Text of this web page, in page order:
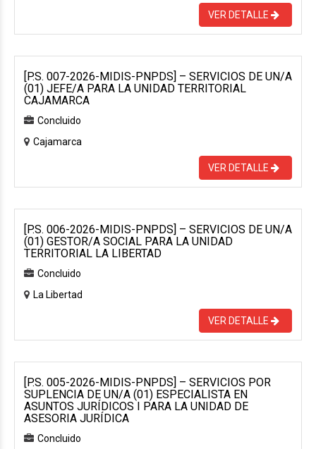
VER DETALLE
[P.S. 007-2026-MIDIS-PNPDS] – SERVICIOS DE UN/A
(01) JEFE/A PARA LA UNIDAD TERRITORIAL
CAJAMARCA
Concluido
Cajamarca
VER DETALLE
[P.S. 006-2026-MIDIS-PNPDS] – SERVICIOS DE UN/A
(01) GESTOR/A SOCIAL PARA LA UNIDAD
TERRITORIAL LA LIBERTAD
Concluido
La Libertad
VER DETALLE
[P.S. 005-2026-MIDIS-PNPDS] – SERVICIOS POR
SUPLENCIA DE UN/A (01) ESPECIALISTA EN
ASUNTOS JURÍDICOS I PARA LA UNIDAD DE
ASESORIA JURÍDICA
Concluido